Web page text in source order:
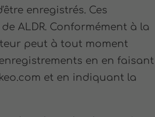
enregistrés. Ces
ALDR. Conformément à la
peut à tout moment
en en faisant
et en indiquant la